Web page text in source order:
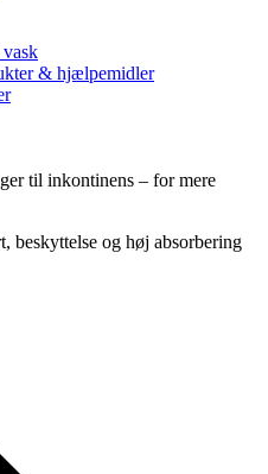
& hjælpemidler
til inkontinens – for mere
beskyttelse og høj absorbering